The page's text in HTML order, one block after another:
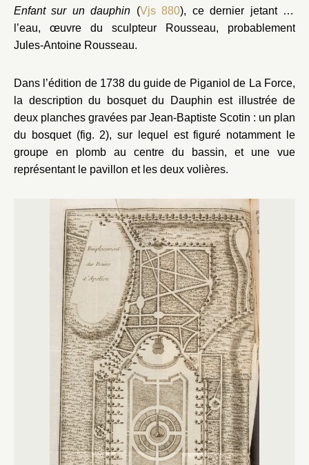
Enfant sur un dauphin (Vjs 880), ce dernier jetant de
l’eau, œuvre du sculpteur Rousseau, probablement
Jules-Antoine Rousseau.
Dans l’édition de 1738 du guide de Piganiol de La Force,
la description du bosquet du Dauphin est illustrée de
deux planches gravées par Jean-Baptiste Scotin : un plan
du bosquet (fig. 2), sur lequel est figuré notamment le
groupe en plomb au centre du bassin, et une vue
représentant le pavillon et les deux volières.